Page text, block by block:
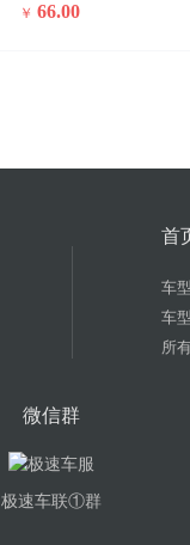
￥ 66.00
首
车
车
所
微信群
极速车联①群